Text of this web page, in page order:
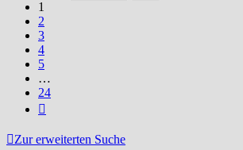
1
2
3
4
5
…
24
Zur erweiterten Suche